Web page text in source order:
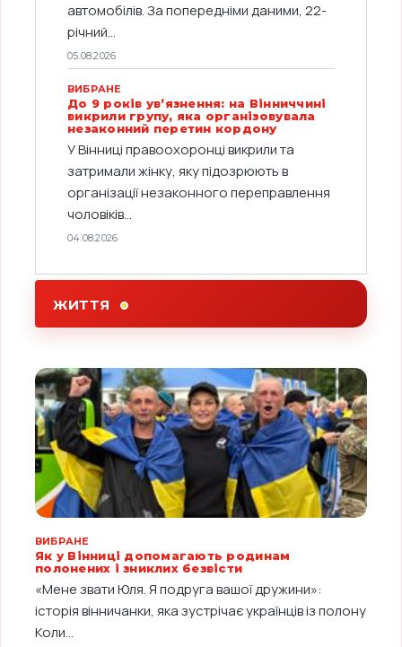
автомобілів. За попередніми даними, 22-
річний...
05.08.2026
ВИБРАНЕ
До 9 років ув’язнення: на Вінниччині
викрили групу, яка організовувала
незаконний перетин кордону
У Вінниці правоохоронці викрили та
затримали жінку, яку підозрюють в
організації незаконного переправлення
чоловіків...
04.08.2026
ЖИТТЯ
ВИБРАНЕ
Як у Вінниці допомагають родинам
полонених і зниклих безвісти
«Мене звати Юля. Я подруга вашої дружини»:
історія вінничанки, яка зустрічає українців із полону
Коли...